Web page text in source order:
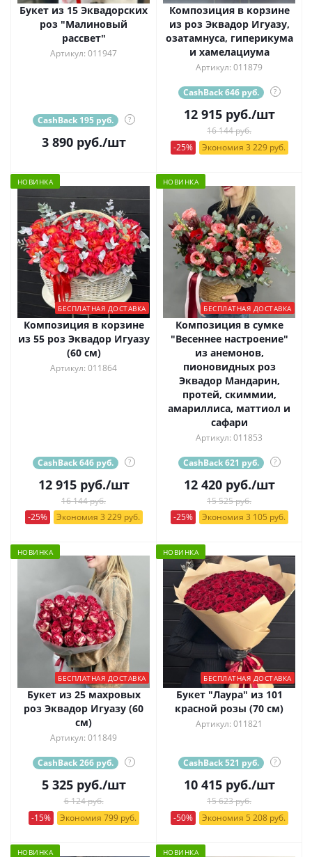
Букет из 15 Эквадорских
роз "Малиновый
рассвет"
Артикул: 011947
CashBack 195 руб. ?
3 890руб./шт
Композиция в корзине
из роз Эквадор Игуазу,
озатамнуса, гиперикума
и хамелациума
Артикул: 011879
CashBack 646 руб. ?
12 915руб./шт
16 144 руб.
-25%
Экономия 3 229 руб.
НОВИНКА
БЕСПЛАТНАЯ ДОСТАВКА
Композиция в корзине
из 55 роз Эквадор Игуазу
(60 см)
Артикул: 011864
CashBack 646 руб. ?
12 915руб./шт
16 144 руб.
-25%
Экономия 3 229 руб.
НОВИНКА
БЕСПЛАТНАЯ ДОСТАВКА
Композиция в сумке
"Весеннее настроение"
из анемонов,
пионовидных роз
Эквадор Мандарин,
протей, скиммии,
амариллиса, маттиол и
сафари
Артикул: 011853
CashBack 621 руб. ?
12 420руб./шт
15 525 руб.
-25%
Экономия 3 105 руб.
НОВИНКА
БЕСПЛАТНАЯ ДОСТАВКА
Букет из 25 махровых
роз Эквадор Игуазу (60
см)
Артикул: 011849
CashBack 266 руб. ?
5 325руб./шт
6 124 руб.
-15%
Экономия 799 руб.
НОВИНКА
БЕСПЛАТНАЯ ДОСТАВКА
Букет "Лаура" из 101
красной розы (70 см)
Артикул: 011821
CashBack 521 руб. ?
10 415руб./шт
15 623 руб.
-50%
Экономия 5 208 руб.
НОВИНКА НОВИНКА